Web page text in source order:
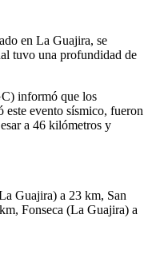
en La Guajira, se
tuvo una profundidad de
informó que los
este evento sísmico, fueron
a 46 kilómetros y
Guajira) a 23 km, San
Fonseca (La Guajira) a